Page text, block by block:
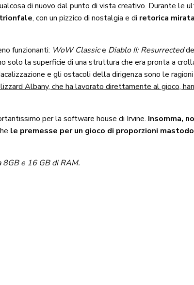
di nuovo dal punto di vista creativo. Durante le
, con un pizzico di nostalgia e di retorica
funzionanti: WoW Classice Diablo II: Resurrected
solo la superficie di una struttura che era pronta a
e gli ostacoli della dirigenza sono le
Albany, che ha lavorato direttamente al gioco,
per la software house di Irvine. Insomma,
le premesse per un gioco di proporzioni
e 16 GB di RAM.